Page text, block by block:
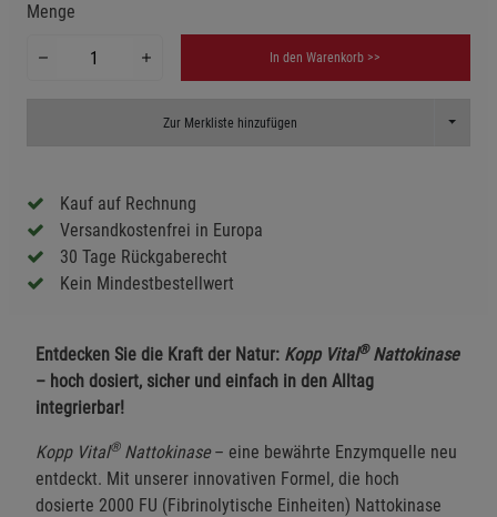
Menge
In den Warenkorb >>
Zur Merkliste hinzufügen Toggle
Kauf auf Rechnung
Versandkostenfrei in Europa
30 Tage Rückgaberecht
Kein Mindestbestellwert
Entdecken Sie die Kraft der Natur: Kopp Vital®Nattokinase
– hoch dosiert, sicher und einfach in den Alltag
integrierbar!
Kopp Vital®Nattokinase– eine bewährte Enzymquelle neu
entdeckt. Mit unserer innovativen Formel, die hoch
dosierte 2000 FU (Fibrinolytische Einheiten) Nattokinase